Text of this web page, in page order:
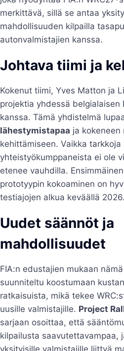
merkittävä, sillä se antaa
mahdollisuuden kilpailla
autonvalmistajien kanssa.
Johtava tiimi ja
Kokenut tiimi, Yves Matton ja
projektia yhdessä belgialaisen
kanssa. Tämä yhdistelmä
lähestymistapaa ja kokeneen
kehittämiseen. Vaikka
yhteistyökumppaneista ei ole
etenee vauhdilla.
prototyypin kokoaminen on
testiajojen alkua keväällä 2026.
Uudet säännöt ja
mahdollisuudet
FIA:n edustajien mukaan
suunniteltu koostumaan
ratkaisuista, mikä tekee
uusille valmistajille. Project
sarjaan osoittaa, että
kilpailusta saavutettavampaa,